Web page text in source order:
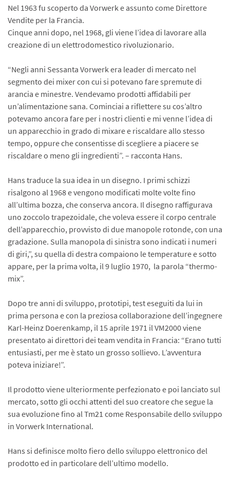
Nel 1963 fu scoperto da Vorwerk e assunto come Direttore
Vendite per la Francia.
Cinque anni dopo, nel 1968, gli viene l’idea di lavorare alla
creazione di un elettrodomestico rivoluzionario.
“Negli anni Sessanta Vorwerk era leader di mercato nel
segmento dei mixer con cui si potevano fare spremute di
arancia e minestre. Vendevamo prodotti affidabili per
un’alimentazione sana. Cominciai a riflettere su cos’altro
potevamo ancora fare per i nostri clienti e mi venne l’idea di
un apparecchio in grado di mixare e riscaldare allo stesso
tempo, oppure che consentisse di scegliere a piacere se
riscaldare o meno gli ingredienti”. – racconta Hans.
Hans traduce la sua idea in un disegno. I primi schizzi
risalgono al 1968 e vengono modificati molte volte fino
all’ultima bozza, che conserva ancora. Il disegno raffigurava
uno zoccolo trapezoidale, che voleva essere il corpo centrale
dell’apparecchio, provvisto di due manopole rotonde, con una
gradazione. Sulla manopola di sinistra sono indicati i numeri
di giri,”, su quella di destra compaiono le temperature e sotto
appare, per la prima volta, il 9 luglio 1970, la parola “thermo-
mix”.
Dopo tre anni di sviluppo, prototipi, test eseguiti da lui in
prima persona e con la preziosa collaborazione dell’ingegnere
Karl-Heinz Doerenkamp, il 15 aprile 1971 il VM2000 viene
presentato ai direttori dei team vendita in Francia: “Erano tutti
entusiasti, per me è stato un grosso sollievo. L’avventura
poteva iniziare!”.
Il prodotto viene ulteriormente perfezionato e poi lanciato sul
mercato, sotto gli occhi attenti del suo creatore che segue la
sua evoluzione fino al Tm21 come Responsabile dello sviluppo
in Vorwerk International.
Hans si definisce molto fiero dello sviluppo elettronico del
prodotto ed in particolare dell’ultimo modello.